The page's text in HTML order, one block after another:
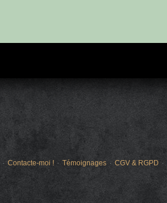
Contacte-moi ! Témoignages CGV & RGPD